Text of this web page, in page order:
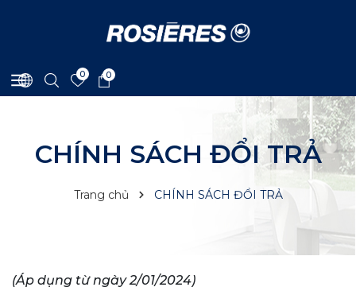
0 0
CHÍNH SÁCH ĐỔI TRẢ
Trang chủ CHÍNH SÁCH ĐỔI TRẢ
(Áp dụng từ ngày 2/01/2024)